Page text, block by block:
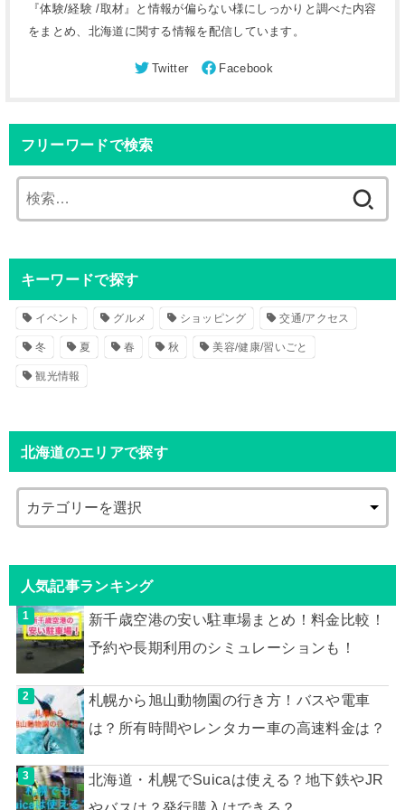
『体験/経験 /取材』と情報が偏らない様にしっかりと調べた内容
をまとめ、北海道に関する情報を配信しています。
フリーワードで検索
索
キーワードで探す
イベント グルメ ショッピング 交通/アクセス
冬 夏 春 秋 美容/健康/習いごと
観光情報
北海道のエリアで探す
人気記事ランキング
新千歳空港の安い駐車場まとめ！料金比較！
予約や長期利用のシミュレーションも！
札幌から旭山動物園の行き方！バスや電車
は？所有時間やレンタカー車の高速料金は？
北海道・札幌でSuicaは使える？地下鉄やJR